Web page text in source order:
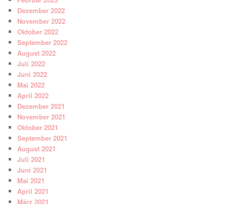
Dezember 2022
November 2022
Oktober 2022
September 2022
August 2022
Juli 2022
Juni 2022
Mai 2022
April 2022
Dezember 2021
November 2021
Oktober 2021
September 2021
August 2021
Juli 2021
Juni 2021
Mai 2021
April 2021
März 2021